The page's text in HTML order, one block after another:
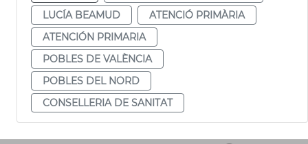
LUCÍA BEAMUD
ATENCIÓ PRIMÀRIA
ATENCIÓN PRIMARIA
POBLES DE VALÈNCIA
POBLES DEL NORD
CONSELLERIA DE SANITAT